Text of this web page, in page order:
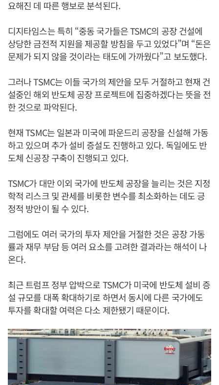
요해진 데 따른 행보로 분석된다.
디지타임스는 특히 “중동 국가들은 TSMC의 공장 건설에
상당한 금전적 지원을 제공할 방침을 두고 있었다”며 “돈은
문제가 되지 않을 것이라는 태도에 가까웠다”고 보도했다.
그러나 TSMC는 이들 국가의 제안을 모두 거절하고 현재 건
설중인 해외 반도체 공장 프로젝트에 집중하겠다는 뜻을 전
한 것으로 파악된다.
현재 TSMC는 일본과 미국에 파운드리 공장을 신설해 가동
하고 있으며 추가 설비 증설도 진행하고 있다. 독일에도 반
도체 신공장 구축이 진행되고 있다.
TSMC가 대만 이외 국가에 반도체 공장을 늘리는 것은 지정
학적 리스크 및 관세를 비롯한 변수를 최소화하는 데도 긍
정적 방안이 될 수 있다.
그럼에도 여러 국가의 투자 제안을 거절한 것은 공장 가동
률과 재무 부담 등 여러 요소를 고려한 결과라는 해석이 나
온다.
최근 트럼프 정부 압박으로 TSMC가 미국에 반도체 설비 증
설 규모를 대폭 확대하기로 하면서 동시에 다른 국가에도
투자를 확대할 여력은 다소 제한됐기 때문이다.